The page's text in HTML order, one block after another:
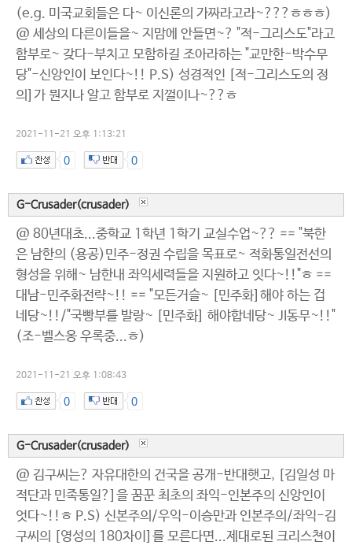
(e.g. 미국교회들은 다~ 이신론의 가짜라고라~???ㅎㅎㅎ)
@ 세상의 다른이들을~ 지맘에 안들면~? "적-그리스도"라고
함부로~ 갖다-부치고 모함하길 조아라하는 "교만한-박수무
당"-신앙인이 보인다~!! P.S) 성경적인 [적-그리스도의 정
의]가 뭔지나 알고 함부로 지껄이나~??ㅎ
2021-11-21 오후 1:13:21
0 0
G-Crusader(crusader)
@ 80년대초...중학교 1학년 1학기 교실수업~?? == "북한
은 남한의 (용공)민주-정권 수립을 목표로~ 적화통일전선의
형성을 위해~ 남한내 좌익세력들을 지원하고 잇다~!!"ㅎ ==
대남-민주화전략~!! == "모든거슬~ [민주화]해야 하는 겁
네당~!!/"국빵부를 발랑~ [민주화] 해야합네당~ JI동무~!!"
(조-벨스옹 우록중...ㅎ)
2021-11-21 오후 1:08:43
0 0
G-Crusader(crusader)
@ 김구씨는? 자유대한의 건국을 공개-반대햇고, [김일성 마
적단과 민족통일?]을 꿈꾼 최초의 좌익-인본주의 신앙인이
엇다~!!ㅎ P.S) 신본주의/우익-이승만과 인본주의/좌익-김
구씨의 [영성의 180차이]를 모른다면...제대로된 크리스쳔이